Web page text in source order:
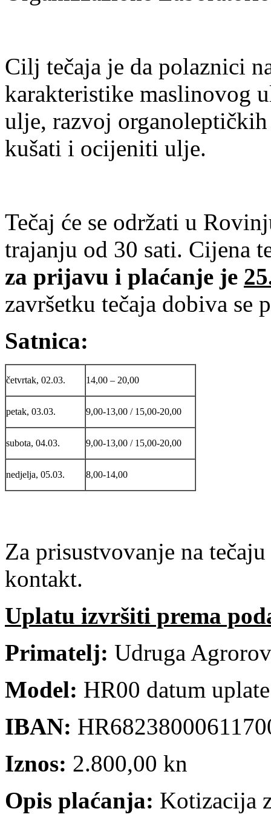
Cilj tečaja je da polaznici
karakteristike maslinovog
ulje, razvoj
kušati i ocijeniti ulje.
Tečaj će se održati u
trajanju od 30 sati. Cijena
za prijavu i plaćanje je
završetku tečaja dobiva se
Satnica:
četvrtak, 02.03. 14,00 – 20,00
petak, 03.03. 9,00-13,00 / 15,00-20,00
subota, 04.03. 9,00-13,00 / 15,00-20,00
nedjelja, 05.03. 8,00-14,00
Za prisustvovanje na
kontakt.
Uplatu izvršiti prema
Primatelj: Udruga
Model: HR00 datum uplate
IBAN:
Iznos: 2.800,00 kn
Opis plaćanja: Kotizacija